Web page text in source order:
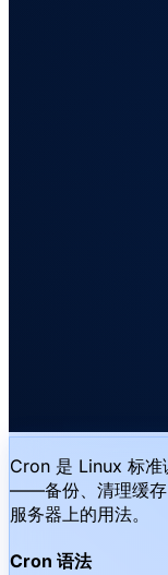
Cron 是 Linux 标准
——备份、清理缓存
服务器上的用法。
Cron 语法